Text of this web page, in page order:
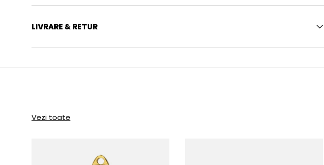
LIVRARE & RETUR
Vezi toate